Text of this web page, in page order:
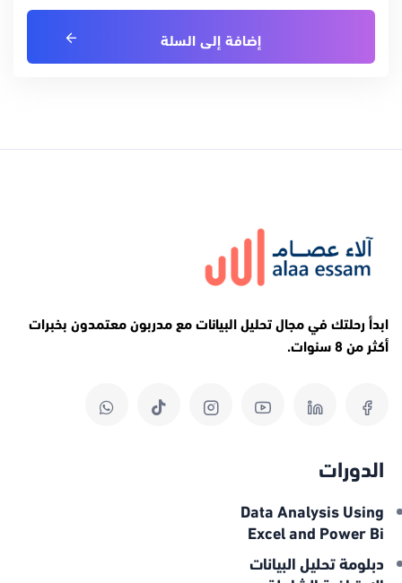
إضافة إلى السلة
ابدأ رحلتك في مجال تحليل البيانات مع مدربون معتمدون بخبرات
أكثر من 8 سنوات.
الدورات
Data Analysis Using
Excel and Power Bi
دبلومة تحليل البيانات